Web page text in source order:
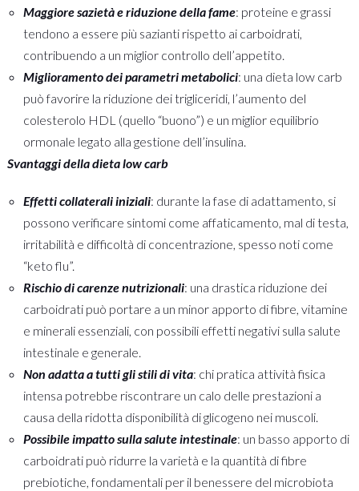
Maggiore sazietà e riduzione della fame: proteine e grassi
tendono a essere più sazianti rispetto ai carboidrati,
contribuendo a un miglior controllo dell’appetito.
Miglioramento dei parametri metabolici: una dieta low carb
può favorire la riduzione dei trigliceridi, l’aumento del
colesterolo HDL (quello “buono”) e un miglior equilibrio
ormonale legato alla gestione dell’insulina.
Svantaggi della dieta low carb
Effetti collaterali iniziali: durante la fase di adattamento, si
possono verificare sintomi come affaticamento, mal di testa,
irritabilità e difficoltà di concentrazione, spesso noti come
“keto flu”.
Rischio di carenze nutrizionali: una drastica riduzione dei
carboidrati può portare a un minor apporto di fibre, vitamine
e minerali essenziali, con possibili effetti negativi sulla salute
intestinale e generale.
Non adatta a tutti gli stili di vita: chi pratica attività fisica
intensa potrebbe riscontrare un calo delle prestazioni a
causa della ridotta disponibilità di glicogeno nei muscoli.
Possibile impatto sulla salute intestinale: un basso apporto di
carboidrati può ridurre la varietà e la quantità di fibre
prebiotiche, fondamentali per il benessere del microbiota